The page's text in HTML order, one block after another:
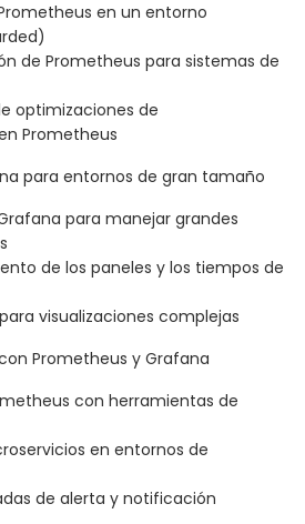
en un entorno
de Prometheus para sistemas de
optimizaciones de
Prometheus
para entornos de gran tamaño
para manejar grandes
de los paneles y los tiempos de
visualizaciones complejas
Prometheus y Grafana
con herramientas de
en entornos de
de alerta y notificación